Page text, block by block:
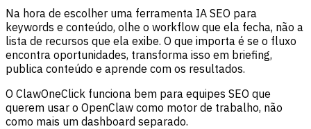
Na hora de escolher uma ferramenta IA SEO para
keywords e conteúdo, olhe o workflow que ela fecha, não a
lista de recursos que ela exibe. O que importa é se o fluxo
encontra oportunidades, transforma isso em briefing,
publica conteúdo e aprende com os resultados.
O ClawOneClick funciona bem para equipes SEO que
querem usar o OpenClaw como motor de trabalho, não
como mais um dashboard separado.